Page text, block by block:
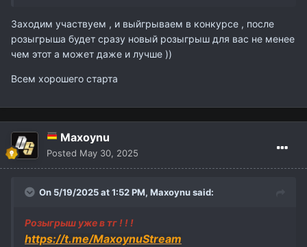
Вся информация в тг парни .
Стрим со старта 30 мая в 19-45 мск ! ! !
Заходим участвуем , и выйгрываем в конкурсе , после
розыгрыша будет сразу новый розыгрыш для вас не менее
чем этот а может даже и лучше ))
Всем хорошего старта
Maxoynu
Posted May 30, 2025
On 5/19/2025 at 1:52 PM, Maxoynusaid:
Розыгрыш уже в тг ! ! !
https://t.me/MaxoynuStream